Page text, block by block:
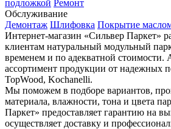
подложкой Ремонт
Обслуживание
Демонтаж Шлифовка Покрытие
Интернет-магазин «Сильвер Паркет»
клиентам натуральный модульный
временем и по адекватной
ассортимент продукции от надежных
TopWood, Kochanelli.
Мы поможем в подборе вариантов,
материала, влажности, тона и цвета
Паркет» предоставляет гарантию на
осуществляет доставку и